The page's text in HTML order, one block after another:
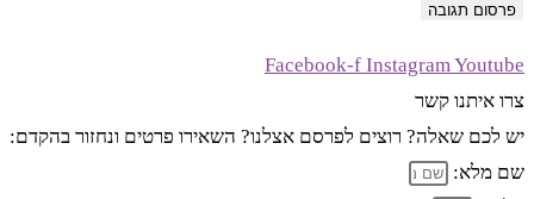
Facebook-f InstagramYoutube
צרו איתנו קשר
יש לכם שאלה? רוצים לפרסם אצלנו? השאירו פרטים ונחזור בהקדם:
שם מלא: